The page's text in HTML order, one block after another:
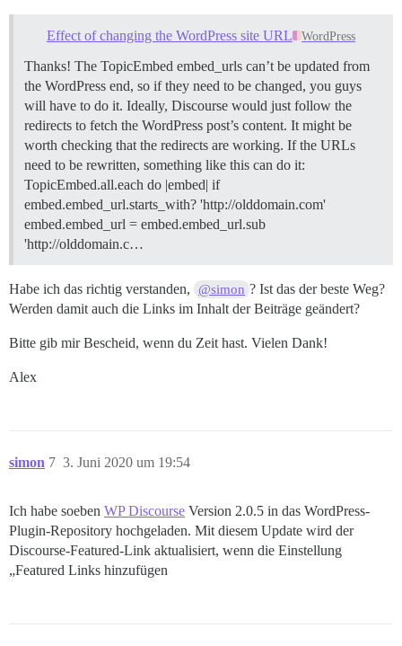
Effect of changing the WordPress site URL WordPress
Thanks! The TopicEmbed embed_urls can’t be updated from
the WordPress end, so if they need to be changed, you guys
will have to do it. Ideally, Discourse would just follow the
redirects to fetch the WordPress post’s content. It might be
worth checking that the redirects are working. If the URLs
need to be rewritten, something like this can do it:
TopicEmbed.all.each do |embed| if
embed.embed_url.starts_with? 'http://olddomain.com'
embed.embed_url = embed.embed_url.sub
'http://olddomain.c…
Habe ich das richtig verstanden, @simon ? Ist das der beste Weg?
Werden damit auch die Links im Inhalt der Beiträge geändert?
Bitte gib mir Bescheid, wenn du Zeit hast. Vielen Dank!
Alex
simon 3. Juni 2020 um 19:54
7
Ich habe soeben WP Discourse Version 2.0.5 in das WordPress-
Plugin-Repository hochgeladen. Mit diesem Update wird der
Discourse-Featured-Link aktualisiert, wenn die Einstellung
„Featured Links hinzufügen